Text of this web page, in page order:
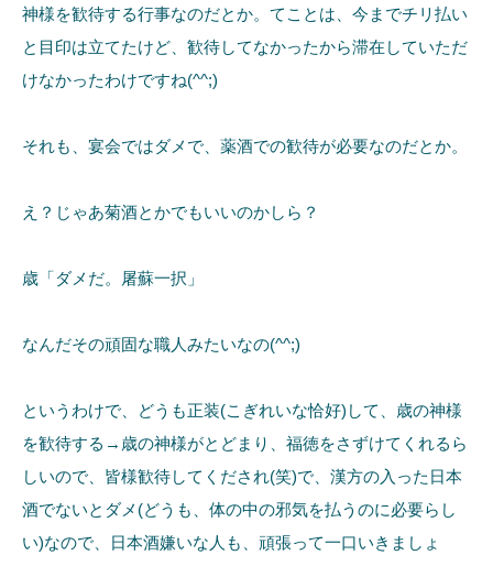
神様を歓待する行事なのだとか。てことは、今までチリ払い
と目印は立てたけど、歓待してなかったから滞在していただ
けなかったわけですね(^^;)
それも、宴会ではダメで、薬酒での歓待が必要なのだとか。
え？じゃあ菊酒とかでもいいのかしら？
歳「ダメだ。屠蘇一択」
なんだその頑固な職人みたいなの(^^;)
というわけで、どうも正装(こぎれいな恰好)して、歳の神様
を歓待する→歳の神様がとどまり、福徳をさずけてくれるら
しいので、皆様歓待してくだされ(笑)で、漢方の入った日本
酒でないとダメ(どうも、体の中の邪気を払うのに必要らし
い)なので、日本酒嫌いな人も、頑張って一口いきましょ